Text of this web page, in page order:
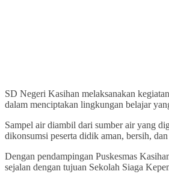
SD Negeri Kasihan melaksanakan
dalam menciptakan lingkungan belajar
Sampel air diambil dari sumber air yang
dikonsumsi peserta didik aman, bersih,
Dengan pendampingan Puskesmas
sejalan dengan tujuan Sekolah Siaga